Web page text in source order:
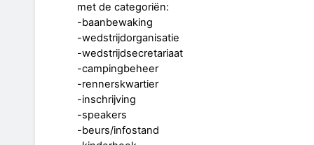
met de categoriën:
-baanbewaking
-wedstrijdorganisatie
-wedstrijdsecretariaat
-campingbeheer
-rennerskwartier
-inschrijving
-speakers
-beurs/infostand